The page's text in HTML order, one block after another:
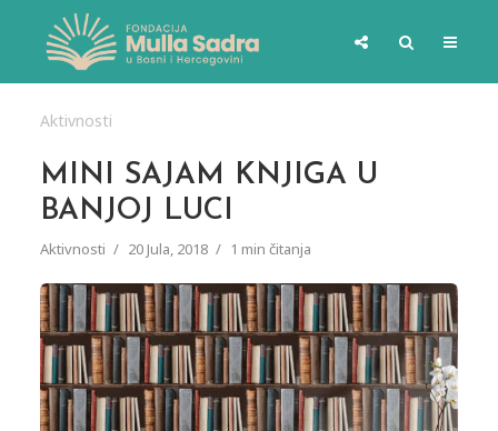
Aktivnosti
MINI SAJAM KNJIGA U
BANJOJ LUCI
Aktivnosti 20 Jula, 2018 1 min čitanja